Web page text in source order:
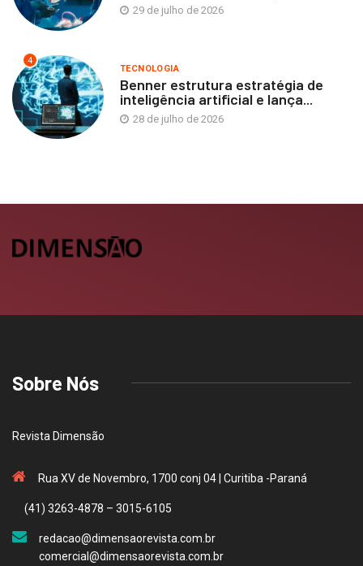
29 de julho de 2026
4
TECNOLOGIA
Benner estrutura estratégia de
inteligência artificial e lança...
28 de julho de 2026
Sobre Nós
Revista Dimensão
Rua XV de Novembro, 1700 conj 04 | Curitiba -Paraná
(41) 3263-4878 – 3015-6105
redacao@dimensaorevista.com.br
comercial@dimensaorevista.com.br